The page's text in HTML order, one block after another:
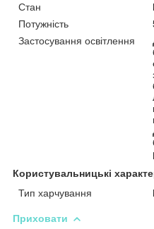
Стан
Потужність
Застосування освітлення
Користувальницькі
Тип харчування
Приховати